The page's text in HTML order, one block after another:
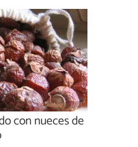
con nueces de